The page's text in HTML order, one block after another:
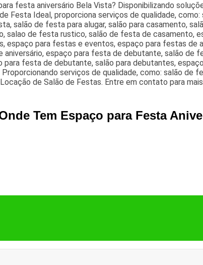
festa aniversário Bela Vista? Disponibilizando
Festa Ideal, proporciona serviços de qualidade,
salão de festa para alugar, salão para casamento,
salao de festa rustico, salão de festa de casamento,
espaço para festas e eventos, espaço para festas de
espaço para festa de debutante, salão de
para festa de debutante, salão para debutantes,
serviços de qualidade, como: salão de
de Salão de Festas. Entre em contato para
Tem Espaço para Festa